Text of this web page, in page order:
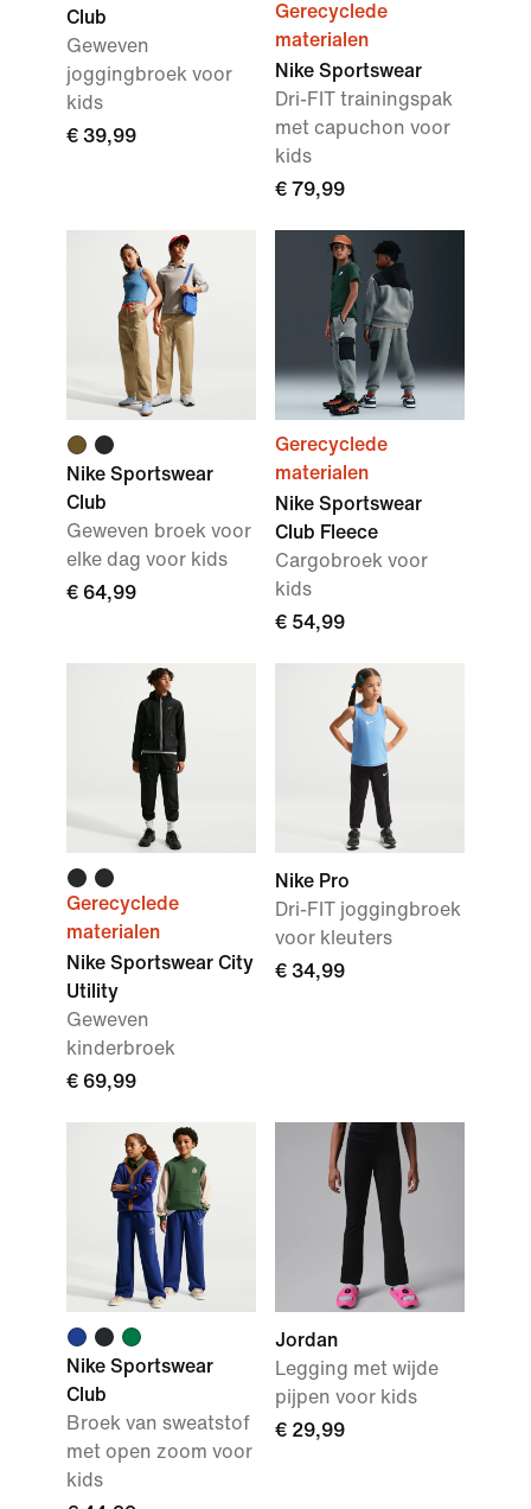
Club
Geweven
joggingbroek voor
kids
€ 39,99
Gerecyclede
materialen
Nike Sportswear
Dri-FIT trainingspak
met capuchon voor
kids
€ 79,99
Nike Sportswear
Club
Geweven broek voor
elke dag voor kids
€ 64,99
Gerecyclede
materialen
Nike Sportswear
Club Fleece
Cargobroek voor
kids
€ 54,99
Gerecyclede
materialen
Nike Sportswear City
Utility
Geweven
kinderbroek
€ 69,99
Nike Pro
Dri-FIT joggingbroek
voor kleuters
€ 34,99
Nike Sportswear
Club
Broek van sweatstof
met open zoom voor
kids
Jordan
Legging met wijde
pijpen voor kids
€ 29,99